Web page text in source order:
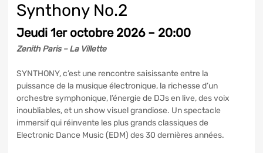
Synthony No.2
Jeudi 1er octobre 2026 – 20:00
Zenith Paris – La Villette
SYNTHONY, c’est une rencontre saisissante entre la
puissance de la musique électronique, la richesse d’un
orchestre symphonique, l’énergie de DJs en live, des voix
inoubliables, et un show visuel grandiose. Un spectacle
immersif qui réinvente les plus grands classiques de
Electronic Dance Music (EDM) des 30 dernières années.